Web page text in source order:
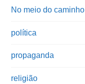
No meio do caminho
política
propaganda
religião